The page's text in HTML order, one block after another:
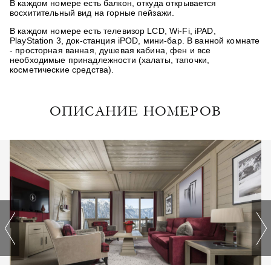
В каждом номере есть балкон, откуда открывается
восхитительный вид на горные пейзажи.
В каждом номере есть телевизор LCD, Wi-Fi, iPAD,
PlayStation 3, док-станция iPOD, мини-бар. В ванной комнате
- просторная ванная, душевая кабина, фен и все
необходимые принадлежности (халаты, тапочки,
косметические средства).
ОПИСАНИЕ НОМЕРОВ